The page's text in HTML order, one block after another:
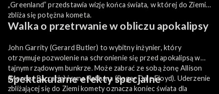
„Greenland” przedstawia wizję końca świata, w której do Ziemi
zbliża się potężna kometa.
Walka o przetrwanie w obliczu apokalipsy
John Garrity (Gerard Butler) to wybitny inżynier, który
otrzymuje pozwolenie na schronienie się przed apokalipsą w
tajnym rządowym bunkrze. Może zabrać ze sobą żonę Allison
(Morena Baccarin) i syna Nathana (Roger Dale Floyd). Uderzenie
zbliżającej się do Ziemi komety oznacza koniec świata dla
Spektakularne efekty specjalne